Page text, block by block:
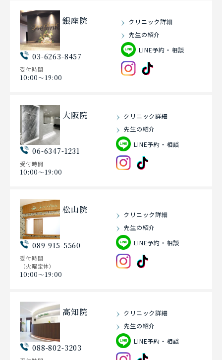
銀座院
03-6263-8457
受付時間
10:00〜19:00
クリニック詳細
先生の紹介
LINE予約・相談
大阪院
06-6347-1231
受付時間
10:00〜19:00
クリニック詳細
先生の紹介
LINE予約・相談
松山院
089-915-5560
受付時間
（火曜定休）
10:00〜19:00
クリニック詳細
先生の紹介
LINE予約・相談
高知院
088-802-3203
クリニック詳細
先生の紹介
LINE予約・相談